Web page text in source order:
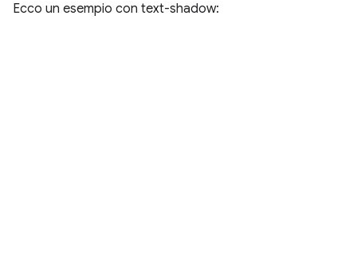
Ecco un esempio con text-shadow: